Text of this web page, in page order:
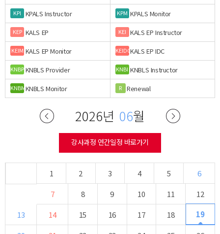
KPI KPALS Instructor KPM KPALS Monitor
KEP KALS EP KEI KALS EP Instructor
KEIM KALS EP Monitor KEIDCKALS EP IDC
KNBPKNBLS Provider KNBI KNBLS Instructor
KNBMKNBLS Monitor R Renewal
2026년 06월
강사과정 연간일정 바로가기
1 2 3 4 5
6
7
8 9 10 11
12
13
14 15 16 17 18 19